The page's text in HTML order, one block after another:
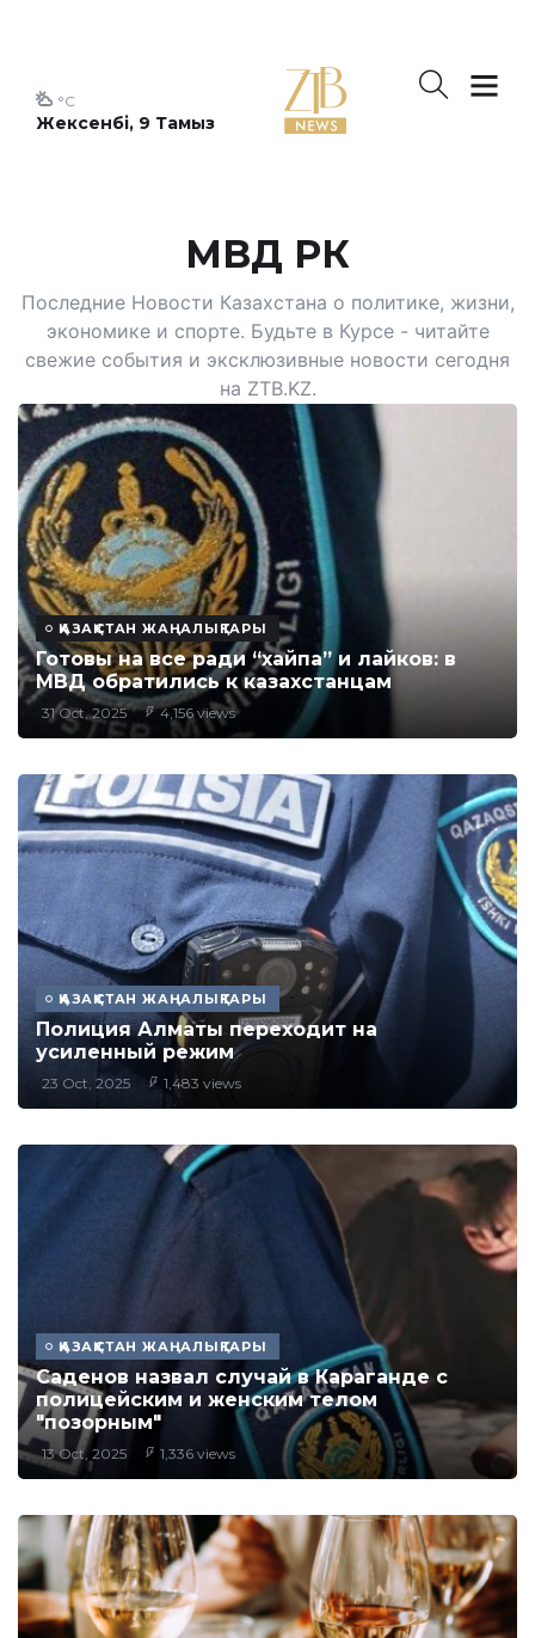
Жексенбі, 9 Тамыз
°C
МВД РК
Последние Новости Казахстана о политике, жизни,
экономике и спорте. Будьте в Курсе - читайте
свежие события и эксклюзивные новости сегодня
на ZTB.KZ.
ҚАЗАҚСТАН ЖАҢАЛЫҚТАРЫ
Готовы на все ради “хайпа” и лайков: в
МВД обратились к казахстанцам
31 Oct, 2025 4,156 views
ҚАЗАҚСТАН ЖАҢАЛЫҚТАРЫ
Полиция Алматы переходит на
усиленный режим
23 Oct, 2025 1,483 views
ҚАЗАҚСТАН ЖАҢАЛЫҚТАРЫ
Саденов назвал случай в Караганде с
полицейским и женским телом
"позорным"
13 Oct, 2025 1,336 views